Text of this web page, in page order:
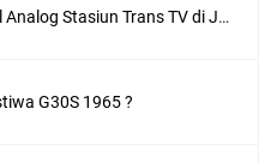
Cara Mendapatkan Sinyal Analog Stasiun Trans TV di Jakarta
G30S 1965 ?